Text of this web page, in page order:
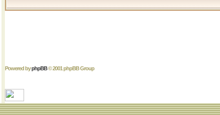
Powered byphpBB© 2001 phpBB Group